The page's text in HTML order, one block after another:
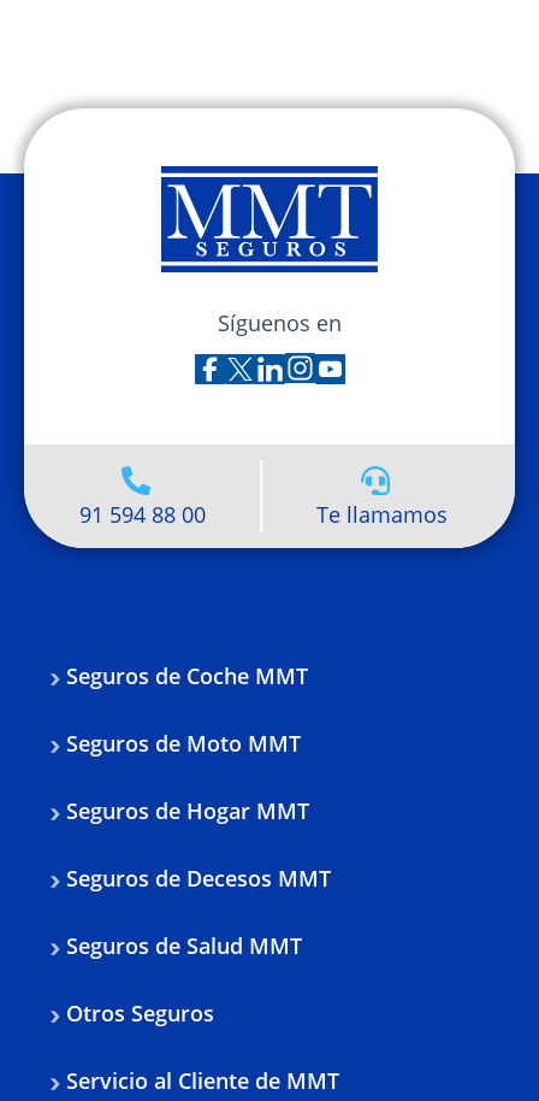
Síguenos en
91 594 88 00 Te llamamos
Seguros de Coche MMT
Seguros de Moto MMT
Seguros de Hogar MMT
Seguros de Decesos MMT
Seguros de Salud MMT
Otros Seguros
Servicio al Cliente de MMT